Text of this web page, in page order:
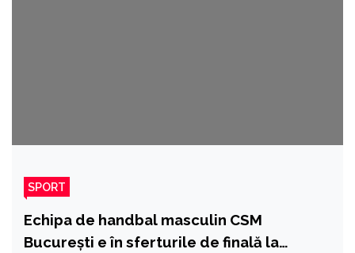
SPORT
Echipa de handbal masculin CSM
București e în sferturile de finală la